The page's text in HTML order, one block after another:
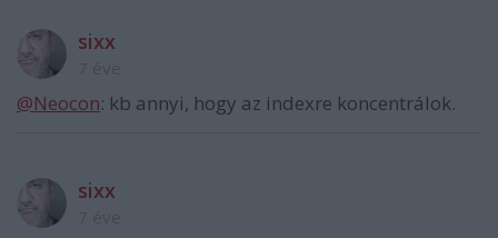
sixx
@Neocon: kb annyi, hogy az indexre koncentrálok.
sixx